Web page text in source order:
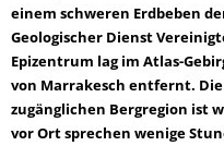
einem schweren Erdbeben
Geologischer Dienst
Epizentrum lag im Atlas-
von Marrakesch entfernt.
zugänglichen Bergregion ist
vor Ort sprechen wenige